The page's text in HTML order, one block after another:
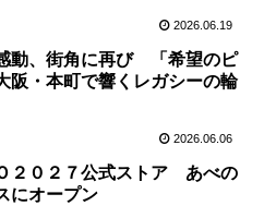
2026.06.19
動、街角に再び 「希望のピ
阪・本町で響くレガシーの輪
2026.06.06
２０２７公式ストア あべの
にオープン